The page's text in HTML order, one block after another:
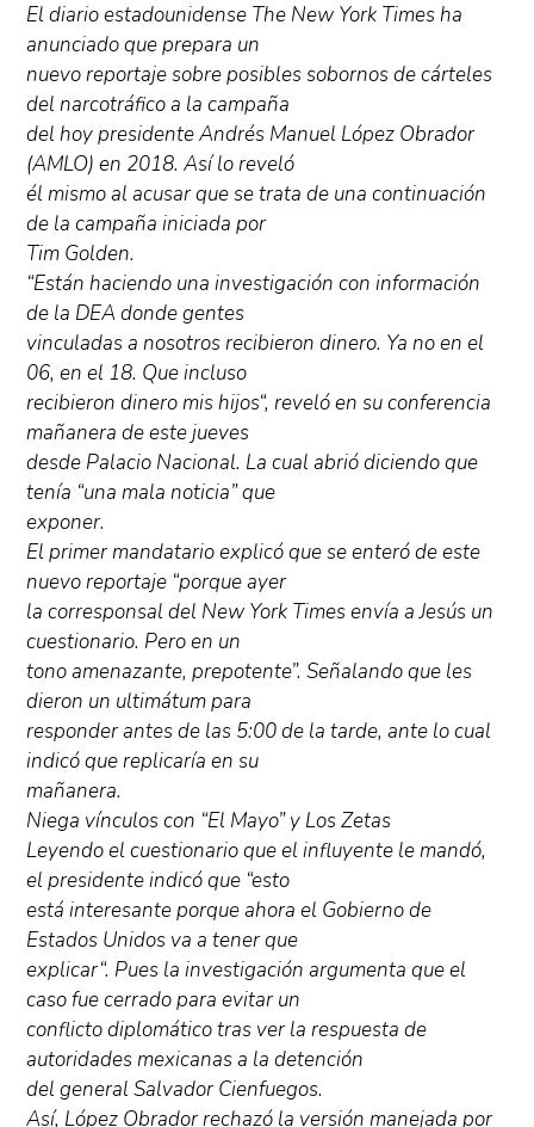
El diario estadounidense The New York Times ha
anunciado que prepara un
nuevo reportaje sobre posibles sobornos de cárteles
del narcotráfico a la campaña
del hoy presidente Andrés Manuel López Obrador
(AMLO) en 2018. Así lo reveló
él mismo al acusar que se trata de una continuación
de la campaña iniciada por
Tim Golden.
“Están haciendo una investigación con información
de la DEA donde gentes
vinculadas a nosotros recibieron dinero. Ya no en el
06, en el 18. Que incluso
recibieron dinero mis hijos“, reveló en su conferencia
mañanera de este jueves
desde Palacio Nacional. La cual abrió diciendo que
tenía “una mala noticia” que
exponer.
El primer mandatario explicó que se enteró de este
nuevo reportaje “porque ayer
la corresponsal del New York Times envía a Jesús un
cuestionario. Pero en un
tono amenazante, prepotente”. Señalando que les
dieron un ultimátum para
responder antes de las 5:00 de la tarde, ante lo cual
indicó que replicaría en su
mañanera.
Niega vínculos con “El Mayo” y Los Zetas
Leyendo el cuestionario que el influyente le mandó,
el presidente indicó que “esto
está interesante porque ahora el Gobierno de
Estados Unidos va a tener que
explicar“. Pues la investigación argumenta que el
caso fue cerrado para evitar un
conflicto diplomático tras ver la respuesta de
autoridades mexicanas a la detención
del general Salvador Cienfuegos.
Así, López Obrador rechazó la versión manejada por